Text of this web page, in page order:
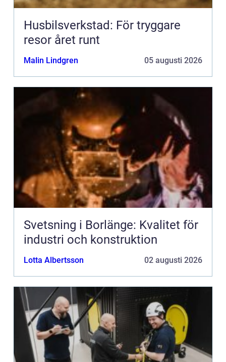
Husbilsverkstad: För tryggare
resor året runt
Malin Lindgren 05 augusti 2026
Svetsning i Borlänge: Kvalitet för
industri och konstruktion
Lotta Albertsson 02 augusti 2026